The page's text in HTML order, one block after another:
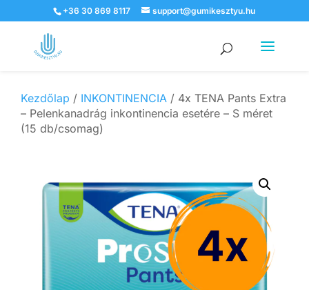
+36 30 869 8117 support@gumikesztyu.hu
Products
search
Kezdőlap / INKONTINENCIA / 4x TENA Pants Extra
– Pelenkanadrág inkontinencia esetére – S méret
(15 db/csomag)